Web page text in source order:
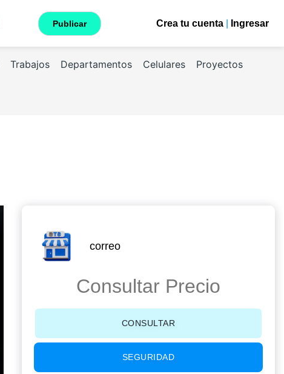
Publicar Crea tu cuenta| Ingresar
Trabajos Departamentos Celulares Proyectos
correo
Consultar Precio
CONSULTAR
SEGURIDAD